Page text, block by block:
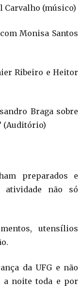
Carvalho (músico)
Monisa Santos
Ribeiro e Heitor
Braga sobre
(Auditório)
preparados e
atividade não só
utensílios
da UFG e não
a noite toda e por